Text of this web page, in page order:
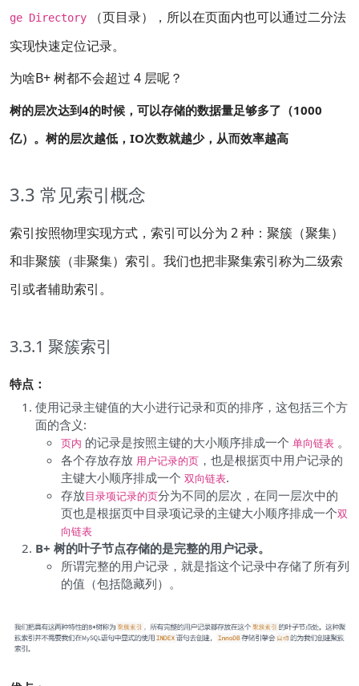
ge Directory
（页目录），所以在页面内也可以通过二分法
实现快速定位记录。
为啥B+ 树都不会超过 4 层呢？
树的层次达到4的时候，可以存储的数据量足够多了（1000
亿）。树的层次越低，IO次数就越少，从而效率越高
3.3 常见索引概念
索引按照物理实现方式，索引可以分为 2 种：聚簇（聚集）
和非聚簇（非聚集）索引。我们也把非聚集索引称为二级索
引或者辅助索引。
3.3.1 聚簇索引
特点：
使用记录主键值的大小进行记录和页的排序，这包括三个方
面的含义:
页内 的记录是按照主键的大小顺序排成一个 单向链表 。
各个存放存放 用户记录的页 ，也是根据页中用户记录的
主键大小顺序排成一个 双向链表.
存放目录项记录的页分为不同的层次，在同一层次中的
页也是根据页中目录项记录的主键大小顺序排成一个双
向链表
B+ 树的叶子节点存储的是完整的用户记录。
所谓完整的用户记录，就是指这个记录中存储了所有列
的值（包括隐藏列）。